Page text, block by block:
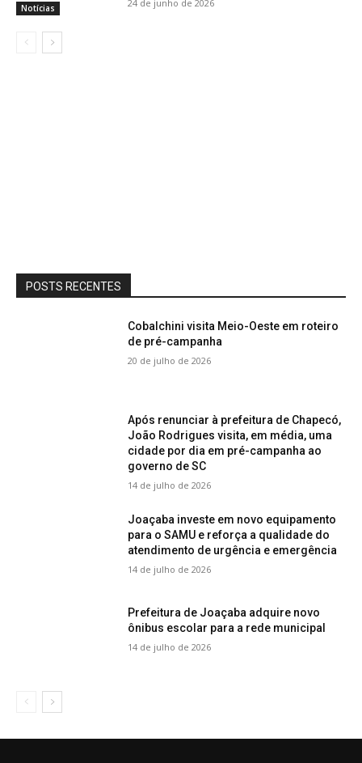
Notícias 24 de junho de 2026
POSTS RECENTES
Cobalchini visita Meio-Oeste em roteiro
de pré-campanha
20 de julho de 2026
Após renunciar à prefeitura de Chapecó,
João Rodrigues visita, em média, uma
cidade por dia em pré-campanha ao
governo de SC
14 de julho de 2026
Joaçaba investe em novo equipamento
para o SAMU e reforça a qualidade do
atendimento de urgência e emergência
14 de julho de 2026
Prefeitura de Joaçaba adquire novo
ônibus escolar para a rede municipal
14 de julho de 2026